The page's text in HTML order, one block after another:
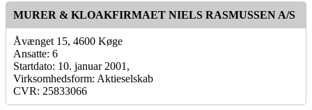
MURER & KLOAKFIRMAET NIELS RASMUSSEN A/S
Åvænget 15, 4600 Køge
Ansatte: 6
Startdato: 10. januar 2001,
Virksomhedsform: Aktieselskab
CVR: 25833066